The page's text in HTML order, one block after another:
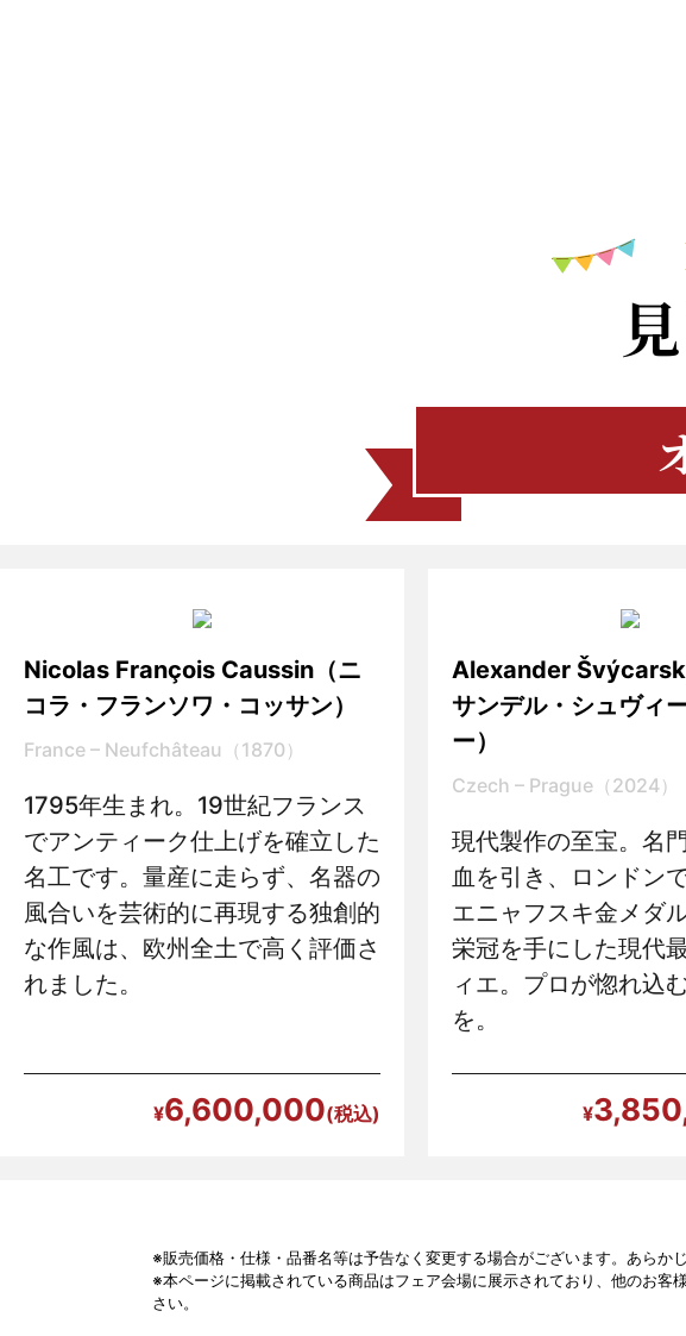
Nicolas François Caussin（ニ
コラ・フランソワ・コッサン）
France – Neufchâteau（1870）
1795年生まれ。19世紀フランス
でアンティーク仕上げを確立した
名工です。量産に走らず、名器の
風合いを芸術的に再現する独創的
な作風は、欧州全土で高く評価さ
れました。
6,600,000
Alexander
サンデル・シュヴィ
ー）
Czech – Prague（2024）
現代製作の至宝。名
血を引き、ロンドン
エニャフスキ金メダ
栄冠を手にした現代
ィエ。プロが惚れ込
を。
※販売価格・仕様・品番名等は予告なく変更する場合がございます。あらか
※本ページに掲載されている商品はフェア会場に展示されており、他のお
さい。